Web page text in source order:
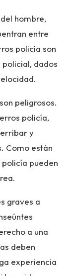
hombre,
entre
policía son
dados
peligrosos.
policía,
y
Como están
pueden
graves a
a una
deben
experiencia